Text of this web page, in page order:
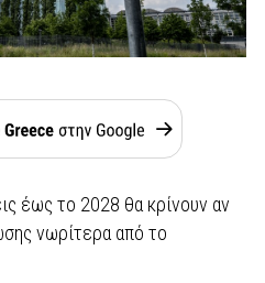
έως το 2028 θα κρίνουν αν
νωρίτερα από το